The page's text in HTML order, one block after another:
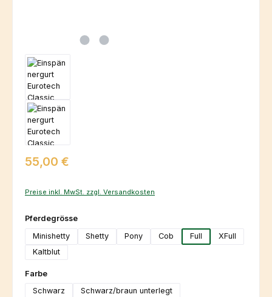
Regulärer Preis:
55,00 €
Preise inkl. MwSt. zzgl. Versandkosten
Pferdegrösseauswählen
Minishetty
Shetty Pony Cob Full
XFull
Kaltblut
Farbeauswählen
Schwarz
Schwarz/braun unterlegt